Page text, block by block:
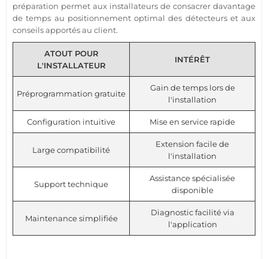
préparation permet aux installateurs de consacrer davantage
de temps au positionnement optimal des détecteurs et aux
conseils apportés au client.
ATOUT POUR
L'INSTALLATEUR
INTÉRÊT
Préprogrammation gratuite
Gain de temps lors de
l'installation
Configuration intuitive Mise en service rapide
Large compatibilité
Extension facile de
l'installation
Support technique
Assistance spécialisée
disponible
Maintenance simplifiée
Diagnostic facilité via
l'application